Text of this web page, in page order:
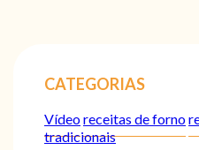
CATEGORIAS
Vídeoreceitas de forno
tradicionais